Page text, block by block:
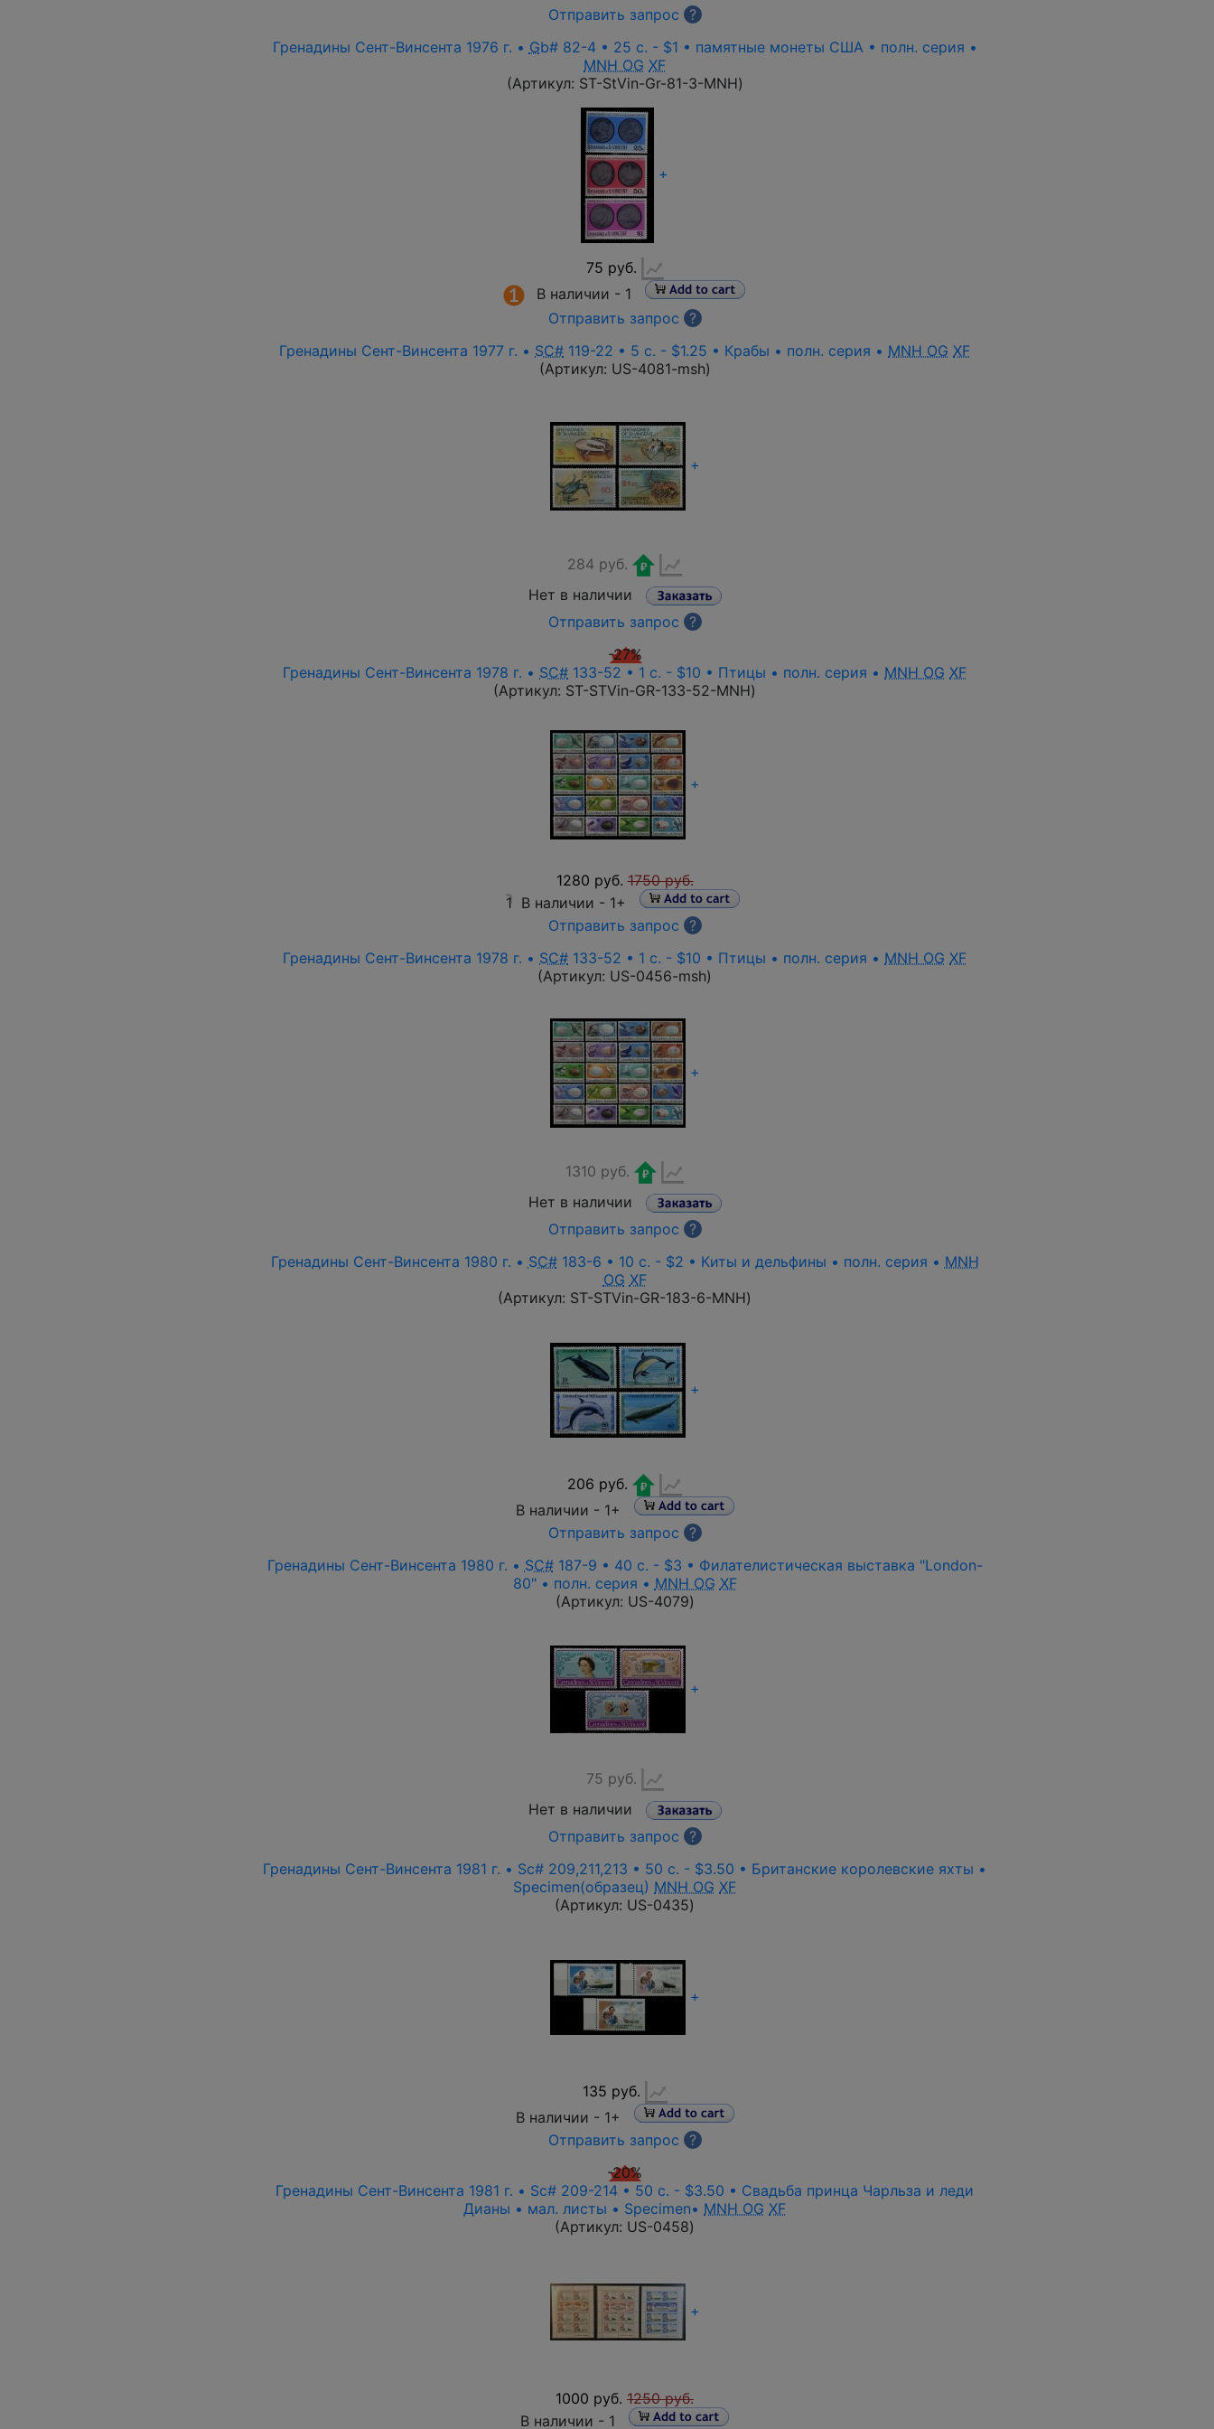
Отправить запрос
?
Гренадины Сент-Винсента 1976 г. • Gb# 82-4 • 25 c. - $1 • памятные монеты США • полн. серия •
MNH OG XF
(Артикул: ST-StVin-Gr-81-3-MNH)
+
75 руб.
В наличии - 1
Отправить запрос
?
Гренадины Сент-Винсента 1977 г. • SC# 119-22 • 5 c. - $1.25 • Крабы • полн. серия • MNH OG XF
(Артикул: US-4081-msh)
+
284 руб.
Нет в наличии
Отправить запрос
?
-27%
Гренадины Сент-Винсента 1978 г. • SC# 133-52 • 1 c. - $10 • Птицы • полн. серия • MNH OG XF
(Артикул: ST-STVin-GR-133-52-MNH)
+
1280 руб. 1750 руб.
1 В наличии - 1+
Отправить запрос
?
Гренадины Сент-Винсента 1978 г. • SC# 133-52 • 1 c. - $10 • Птицы • полн. серия • MNH OG XF
(Артикул: US-0456-msh)
+
1310 руб.
Нет в наличии
Отправить запрос
?
Гренадины Сент-Винсента 1980 г. • SC#183-6 • 10 c. - $2 • Киты и дельфины • полн. серия • MNH
OG XF
(Артикул: ST-STVin-GR-183-6-MNH)
+
206 руб.
В наличии - 1+
Отправить запрос
?
Гренадины Сент-Винсента 1980 г. • SC#187-9 • 40 c. - $3 • Филателистическая выставка "London-
80" • полн. серия • MNH OG XF
(Артикул: US-4079)
+
75 руб.
Нет в наличии
Отправить запрос
?
Гренадины Сент-Винсента 1981 г. • Sc# 209,211,213 • 50 c. - $3.50 • Британские королевские яхты •
Specimen(образец) MNH OG XF
(Артикул: US-0435)
+
135 руб.
В наличии - 1+
Отправить запрос
?
-20%
Гренадины Сент-Винсента 1981 г. • Sc# 209-214 • 50 c. - $3.50 • Свадьба принца Чарльза и леди
Дианы • мал. листы • Specimen• MNH OG XF
(Артикул: US-0458)
+
1000 руб. 1250 руб.
В наличии - 1